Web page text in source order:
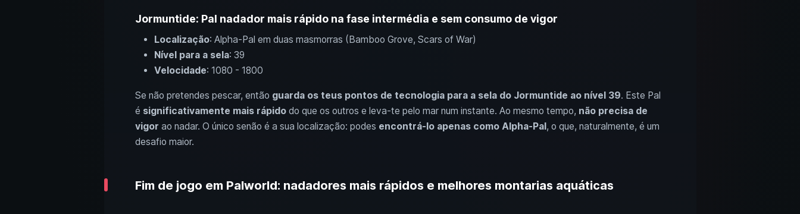
Jormuntide: Pal nadador mais rápido na fase intermédia e sem consumo de vigor
Localização: Alpha-Pal em duas masmorras (Bamboo Grove, Scars of War)
Nível para a sela: 39
Velocidade: 1080 - 1800
Se não pretendes pescar, então guarda os teus pontos de tecnologia para a sela do Jormuntide ao nível 39. Este Pal
é significativamente mais rápidodo que os outros e leva-te pelo mar num instante. Ao mesmo tempo, não precisa de
vigor ao nadar. O único senão é a sua localização: podes encontrá-lo apenas como Alpha-Pal, o que, naturalmente, é um
desafio maior.
Fim de jogo em Palworld: nadadores mais rápidos e melhores montarias aquáticas